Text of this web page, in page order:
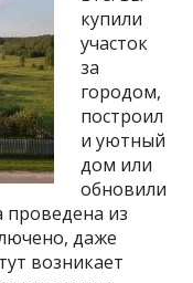
купили
участок
за
городом,
построил
и уютный
дом или
обновили
проведена из
даже
возникает